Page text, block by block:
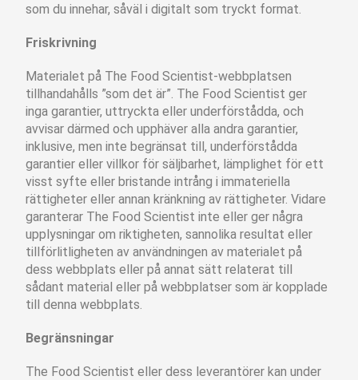
som du innehar, såväl i digitalt som tryckt format.
Friskrivning
Materialet på The Food Scientist-webbplatsen
tillhandahålls ”som det är”. The Food Scientist ger
inga garantier, uttryckta eller underförstådda, och
avvisar därmed och upphäver alla andra garantier,
inklusive, men inte begränsat till, underförstådda
garantier eller villkor för säljbarhet, lämplighet för ett
visst syfte eller bristande intrång i immateriella
rättigheter eller annan kränkning av rättigheter. Vidare
garanterar The Food Scientist inte eller ger några
upplysningar om riktigheten, sannolika resultat eller
tillförlitligheten av användningen av materialet på
dess webbplats eller på annat sätt relaterat till
sådant material eller på webbplatser som är kopplade
till denna webbplats.
Begränsningar
The Food Scientist eller dess leverantörer kan under